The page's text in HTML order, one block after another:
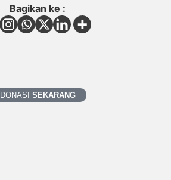
Bagikan ke :
DONASI SEKARANG